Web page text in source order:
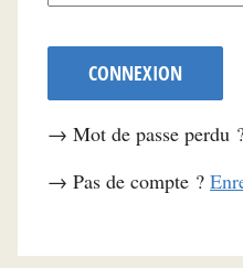
CONNEXION
→ Mot de passe perdu
→ Pas de compte ?